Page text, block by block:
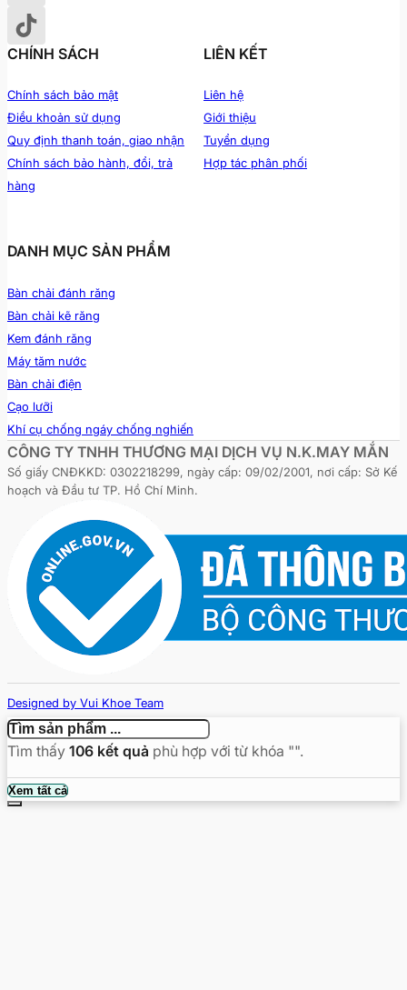
CHÍNH SÁCH
Chính sách bảo mật
Điều khoản sử dụng
Quy định thanh toán, giao nhận
Chính sách bảo hành, đổi, trả
hàng
LIÊN KẾT
Liên hệ
Giới thiệu
Tuyển dụng
Hợp tác phân phối
DANH MỤC SẢN PHẨM
Bàn chải đánh răng
Bàn chải kẽ răng
Kem đánh răng
Máy tăm nước
Bàn chải điện
Cạo lưỡi
Khí cụ chống ngáy chống nghiến
CÔNG TY TNHH THƯƠNG MẠI DỊCH VỤ N.K.MAY MẮN
Số giấy CNĐKKD: 0302218299, ngày cấp: 09/02/2001, nơi cấp: Sở Kế
hoạch và Đầu tư TP. Hồ Chí Minh.
Designed by Vui Khoe Team
Copyright © 2026 - vuikhoe.vn
Tìm thấy 106 kết quả phù hợp với từ khóa "".
Tìm
kiếm
Xem tất cả